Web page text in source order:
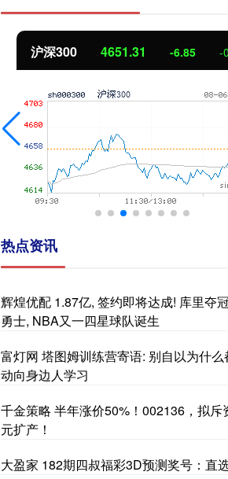
北证50 1122.88 3.42
热点资讯
辉煌优配 1.87亿, 签约即将达成! 库里夺
勇士, NBA又一四星球队诞生
富灯网 塔图姆训练营寄语: 别自以为什么
动向身边人学习
千金策略 半年涨价50%！002136，拟斥
元扩产！
大盈家 182期四叔福彩3D预测奖号：直